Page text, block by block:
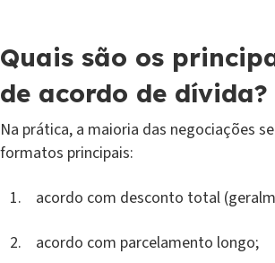
Quais são os
de acordo de dívida?
Na prática, a maioria das negociações
formatos principais:
acordo com desconto total
acordo com parcelamento longo;